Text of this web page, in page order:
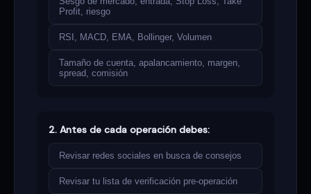
Profit, riesgo
RSI, MACD, EMA, Bollinger, Volumen
Tamaño de cuenta, apalancamiento, margen,
spread, comisión
2. Antes de cada operación debes:
Revisar redes sociales en busca de consejos
Revisar tu lista de verificación pre-operación